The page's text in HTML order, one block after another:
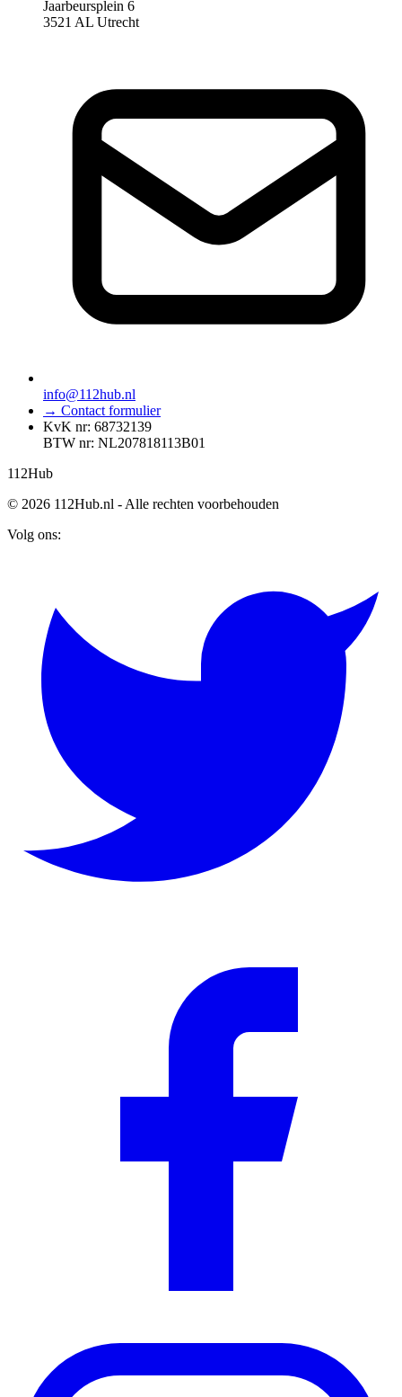
Jaarbeursplein 6
3521 AL Utrecht
info@112hub.nl
→ Contact formulier
KvK nr: 68732139
BTW nr: NL207818113B01
112Hub
© 2026 112Hub.nl - Alle rechten voorbehouden
Volg ons: